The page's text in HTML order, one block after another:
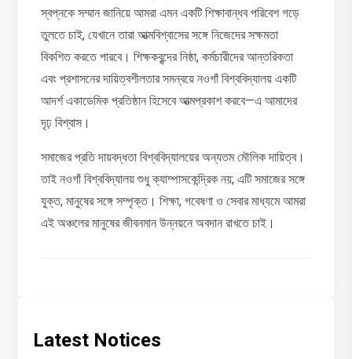
স্বপ্নকে সম্মান জানিয়ে আমরা এমন একটি শিক্ষাবান্ধব পরিবেশ গড়ে
তুলতে চাই, যেখানে তারা আত্মবিশ্বাসের সঙ্গে নিজেদের সক্ষমতা
বিকশিত করতে পারবে। শিক্ষকবৃন্দের নিষ্ঠা, কর্মচারীদের আন্তরিকতা
এবং প্রশাসনের দায়িত্বশীলতার সমন্বয়ে নওগাঁ বিশ্ববিদ্যালয় একটি
আদর্শ একাডেমিক প্রতিষ্ঠান হিসেবে আত্মপ্রকাশ করবে—এ আমাদের
দৃঢ় বিশ্বাস।
সমাজের প্রতি দায়বদ্ধতা বিশ্ববিদ্যালয়ের অন্যতম মৌলিক দায়িত্ব।
তাই নওগাঁ বিশ্ববিদ্যালয় শুধু ক্যাম্পাসকেন্দ্রিক নয়; এটি সমাজের সঙ্গে
যুক্ত, মানুষের সঙ্গে সম্পৃক্ত। শিক্ষা, গবেষণা ও সেবার মাধ্যমে আমরা
এই অঞ্চলের মানুষের জীবনমান উন্নয়নে অবদান রাখতে চাই।
Latest Notices